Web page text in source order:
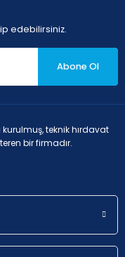
edebilirsiniz.
Abone Ol
kurulmuş, teknik hırdavat
bir firmadır.